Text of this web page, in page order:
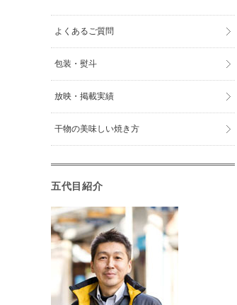
よくあるご質問
包装・熨斗
放映・掲載実績
干物の美味しい焼き方
五代目紹介